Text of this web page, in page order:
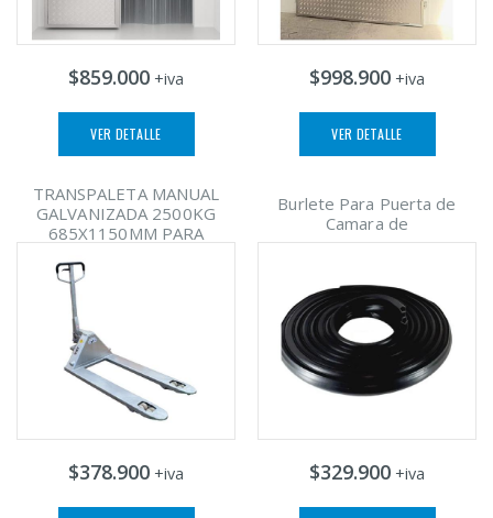
$859.000 +iva
VER DETALLE
$998.900 +iva
VER DETALLE
TRANSPALETA MANUAL
GALVANIZADA 2500KG
685X1150MM PARA
$378.900 +iva
Burlete Para Puerta de
Camara de
$329.900 +iva